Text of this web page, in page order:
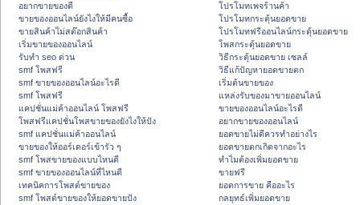
อยากขายของดี
ขายของออนไลน์ยังไงให้มีคนซื้อ
ขายสินค้าไม่สต๊อกสินค้า
เริ่มขายของออนไลน์
รับทำ seo ด่วน
smf โพสฟรี
smf ขายของออนไลน์อะไรดี
smf โพสฟรี
แคปชั่นแม่ค้าออนไลน์ โพสฟรี
โพสฟรีแคปชั่นโพสขายของยังไงให้ปัง
smf แคปชั่นแม่ค้าออนไลน์
ขายของให้ออร์เดอร์เข้ารัว ๆ
smf โพสขายของแบบไหนดี
smf ขายของออนไลน์ที่ไหนดี
เทคนิคการโพสต์ขายของ
smf โพสต์ขายของให้ยอดขายปัง
โปรโมทเพจร้านค้า
โปรโมทกระตุ้นยอดขาย
โปรโมทฟรีออนไลน์กระตุ้นยอดขาย
โพสกระตุ้นยอดขาย
วิธีกระตุ้นยอดขาย เซลล์
วิธีแก้ปัญหายอดขายตก
เริ่มต้นขายของ
แหล่งรับของมาขายออนไลน์
ขายของออนไลน์อะไรดี
อยากขายของออนไลน์
ยอดขายไม่ดีควรทำอย่างไร
ยอดขายตกเกิดจากอะไร
ทำไมต้องเพิ่มยอดขาย
ขายฟรี
ยอดการขาย คืออะไร
กลยุทธ์เพิ่มยอดขาย